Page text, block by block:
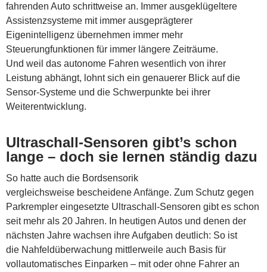
fahrenden Auto schrittweise an. Immer ausgeklügeltere
Assistenzsysteme mit immer ausgeprägterer
Eigenintelligenz übernehmen immer mehr
Steuerungfunktionen für immer längere Zeiträume.
Und weil das autonome Fahren wesentlich von ihrer
Leistung abhängt, lohnt sich ein genauerer Blick auf die
Sensor-Systeme und die Schwerpunkte bei ihrer
Weiterentwicklung.
Ultraschall-Sensoren gibt’s schon
lange – doch sie lernen ständig dazu
So hatte auch die Bordsensorik
vergleichsweise bescheidene Anfänge. Zum Schutz gegen
Parkrempler eingesetzte Ultraschall-Sensoren gibt es schon
seit mehr als 20 Jahren. In heutigen Autos und denen der
nächsten Jahre wachsen ihre Aufgaben deutlich: So ist
die Nahfeldüberwachung mittlerweile auch Basis für
vollautomatisches Einparken – mit oder ohne Fahrer an